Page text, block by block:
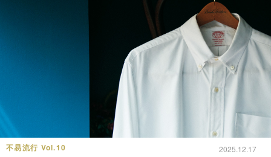
不易流行 Vol.10 2025.12.17